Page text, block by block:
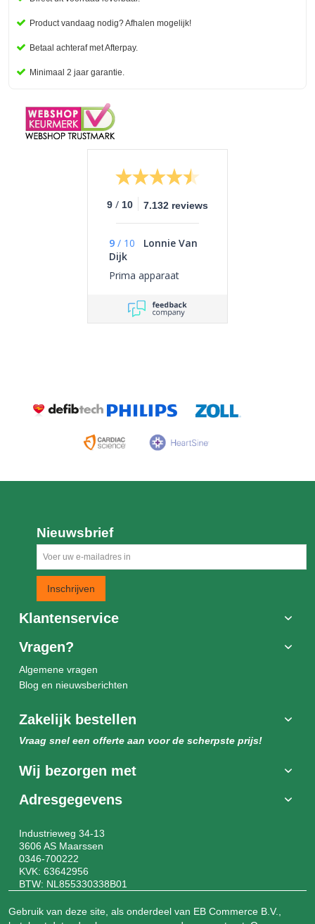
Product vandaag nodig? Afhalen mogelijk!
Betaal achteraf met Afterpay.
Minimaal 2 jaar garantie.
9 / 10 7.132 reviews
9 / 10
Lonnie Van
Dijk
Prima apparaat
Nieuwsbrief
Inschrijven
Klantenservice
Vragen?
Algemene vragen
Blog en nieuwsberichten
Zakelijk bestellen
Vraag snel een offerte aan voor de scherpste prijs!
Wij bezorgen met
Adresgegevens
Industrieweg 34-13
3606 AS Maarssen
0346-700222
KVK: 63642956
BTW: NL855330338B01
Gebruik van deze site, als onderdeel van EB Commerce B.V.,